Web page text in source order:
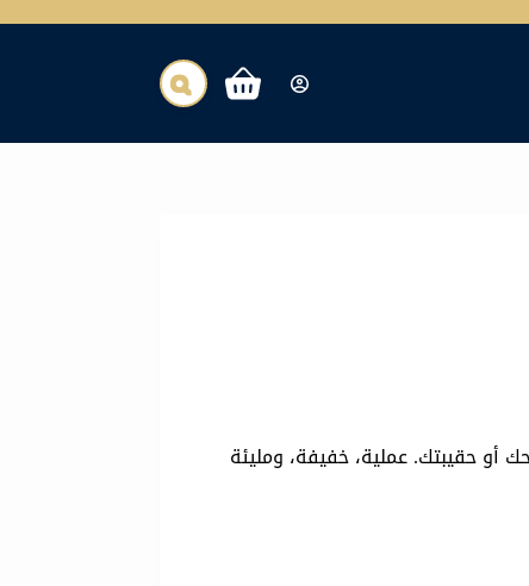
عربة
التسوق
أو حقيبتك. عملية، خفيفة، ومليئة